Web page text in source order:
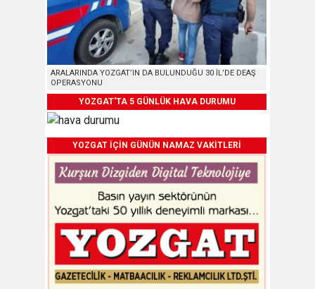
ARALARINDA YOZGAT’IN DA BULUNDUĞU 30 İL’DE DEAŞ
OPERASYONU
YOZGAT'TA 5 GÜNLÜK HAVA DURUMU
YOZGAT İÇİN GÜNÜN NAMAZ VAKİTLERİ